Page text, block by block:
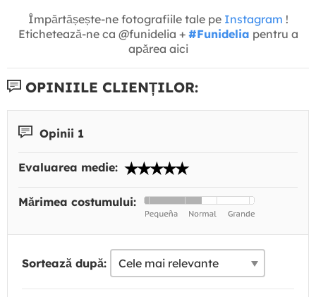
Împărtășește-ne fotografiile tale pe Instagram !
Etichetează-ne ca @funidelia + #Funidelia pentru a
apărea aici
OPINIILE CLIENȚILOR:
Opinii 1
Evaluarea medie:
Mărimea costumului:
Sortează după: